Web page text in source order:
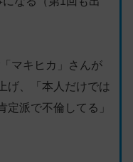
マキヒカ」さんが
げ、「本人だけでは
定派で不倫してる」